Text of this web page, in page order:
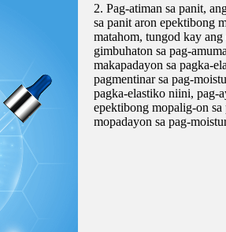
2. Pag-atiman sa panit,
sa panit aron epektibong
matahom, tungod kay
gimbuhaton sa pag-
makapadayon sa pagka-
pagmentinar sa pag-
pagka-elastiko niini, pag-
epektibong mopalig-on
mopadayon sa pag-